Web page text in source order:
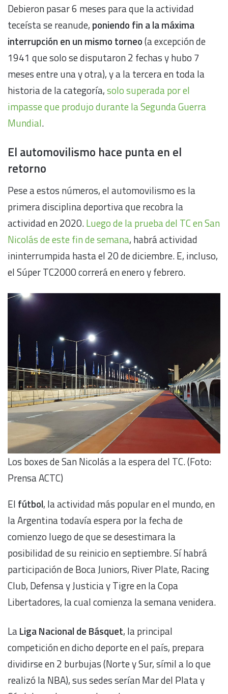
Debieron pasar 6 meses para que la actividad
teceísta se reanude, poniendo fin a la máxima
interrupción en un mismo torneo(a excepción de
1941 que solo se disputaron 2 fechas y hubo 7
meses entre una y otra), y a la tercera en toda la
historia de la categoría,solo superada por el
impasse que produjo durante la Segunda Guerra
Mundial.
El automovilismo hace punta en el
retorno
Pese a estos números, el automovilismo es la
primera disciplina deportiva que recobra la
actividad en 2020.Luego de la prueba del TC en San
Nicolás de este fin de semana, habrá actividad
ininterrumpida hasta el 20 de diciembre. E, incluso,
el Súper TC2000 correrá en enero y febrero.
Los boxes de San Nicolás a la espera del TC. (Foto:
Prensa ACTC)
El fútbol, la actividad más popular en el mundo, en
la Argentina todavía espera por la fecha de
comienzo luego de que se desestimara la
posibilidad de su reinicio en septiembre. Sí habrá
participación de Boca Juniors, River Plate, Racing
Club, Defensa y Justicia y Tigre en la Copa
Libertadores, la cual comienza la semana venidera.
LaLiga Nacional de Básquet, la principal
competición en dicho deporte en el país, prepara
dividirse en 2 burbujas (Norte y Sur, símil a lo que
realizó la NBA), sus sedes serían Mar del Plata y